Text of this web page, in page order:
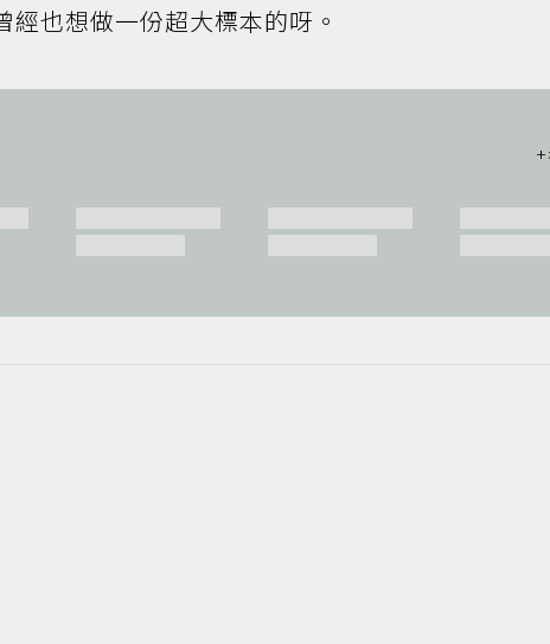
也想做一份超大標本的呀。